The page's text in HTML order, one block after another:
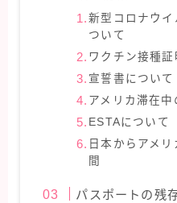
新型コロナウ
ついて
ワクチン接種証
宣誓書について
アメリカ滞在
ESTAについて
日本からアメ
間
パスポートの残